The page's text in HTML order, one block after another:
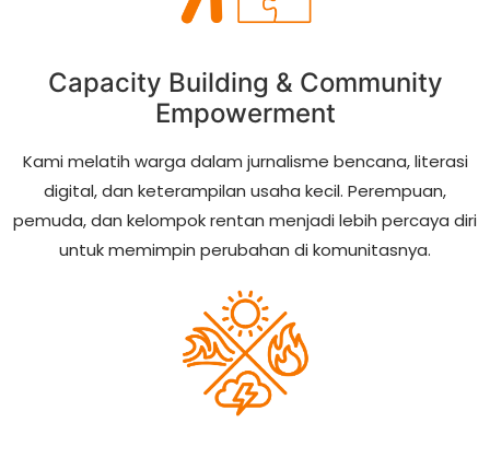
Capacity Building & Community
Empowerment
Kami melatih warga dalam jurnalisme bencana, literasi
digital, dan keterampilan usaha kecil. Perempuan,
pemuda, dan kelompok rentan menjadi lebih percaya diri
untuk memimpin perubahan di komunitasnya.